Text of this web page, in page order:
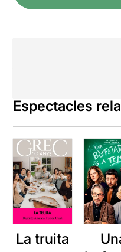
Espectacles
La truita